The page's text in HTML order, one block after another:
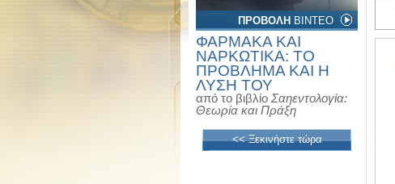
ΠΡΟΒΟΛΗ ΒΙΝΤΕΟ
ΦΑΡΜΑΚΑ ΚΑΙ
ΝΑΡΚΩΤΙΚΑ: ΤΟ
ΠΡΟΒΛΗΜΑ ΚΑΙ Η
ΛΥΣΗ ΤΟΥ
από το βιβλίο Σαηεντολογία:
Θεωρία και Πράξη
<< Ξεκινήστε τώρα